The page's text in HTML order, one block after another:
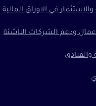
في الاوراق المالية
ودعم الشركات الناشئة